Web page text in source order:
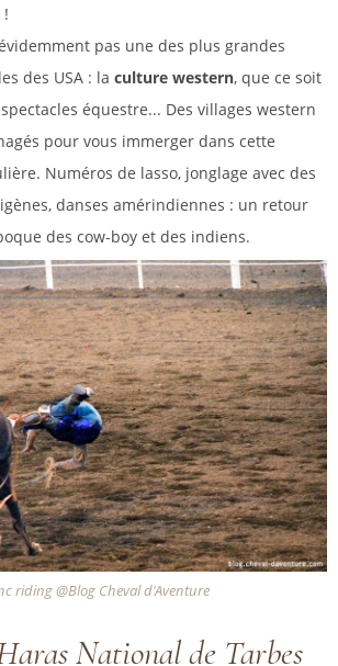
pas une des plus grandes
des USA : la culture western, que ce soit
équestre... Des villages western
pour vous immerger dans cette
Numéros de lasso, jonglage avec des
danses amérindiennes : un retour
des cow-boy et des indiens.
riding @Blog Cheval d'Aventure
National de Tarbes